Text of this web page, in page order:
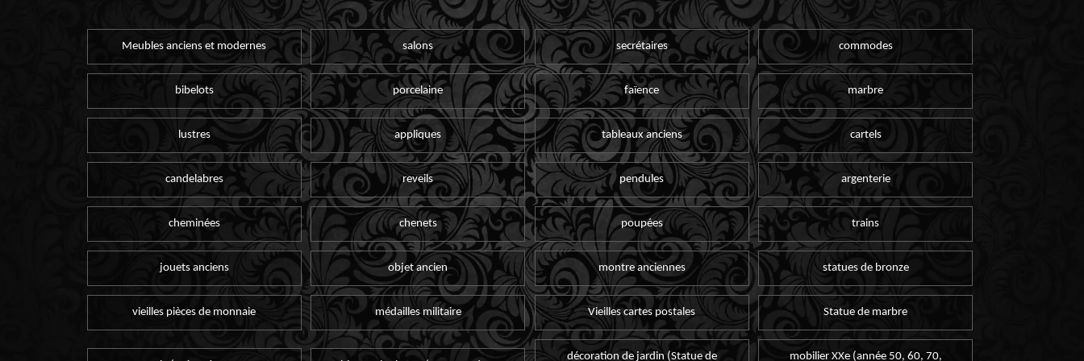
Meubles anciens et modernes salons secrétaires commodes
bibelots porcelaine faïence marbre
lustres appliques tableaux anciens cartels
candelabres reveils pendules argenterie
cheminées chenets poupées trains
jouets anciens objet ancien montre anciennes statues de bronze
vieilles pièces de monnaie médailles militaire Vieilles cartes postales Statue de marbre
décoration de jardin (Statue de mobilier XXe (année 50, 60, 70,